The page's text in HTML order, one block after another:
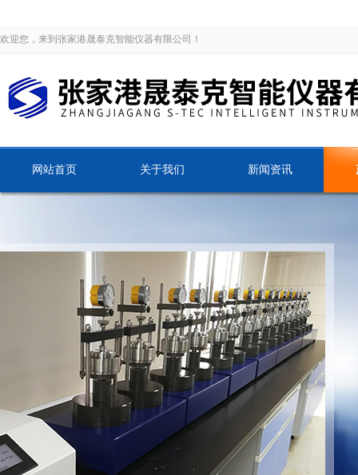
欢迎您，来到张家港晟泰克智能仪器有限公司！
网站首页 关于我们 新闻资讯